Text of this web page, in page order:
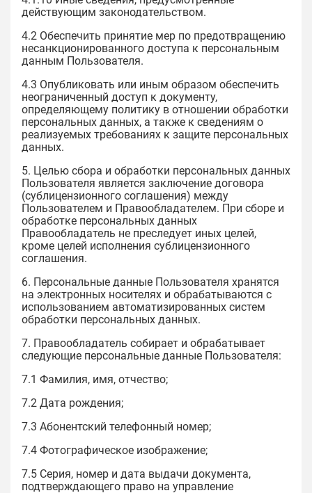
действующим законодательством.
4.2 Обеспечить принятие мер по предотвращению
несанкционированного доступа к персональным
данным Пользователя.
4.3 Опубликовать или иным образом обеспечить
неограниченный доступ к документу,
определяющему политику в отношении обработки
персональных данных, а также к сведениям о
реализуемых требованиях к защите персональных
данных.
5. Целью сбора и обработки персональных данных
Пользователя является заключение договора
(сублицензионного соглашения) между
Пользователем и Правообладателем. При сборе и
обработке персональных данных
Правообладатель не преследует иных целей,
кроме целей исполнения сублицензионного
соглашения.
6. Персональные данные Пользователя хранятся
на электронных носителях и обрабатываются с
использованием автоматизированных систем
обработки персональных данных.
7. Правообладатель собирает и обрабатывает
следующие персональные данные Пользователя:
7.1 Фамилия, имя, отчество;
7.2 Дата рождения;
7.3 Абонентский телефонный номер;
7.4 Фотографическое изображение;
7.5 Серия, номер и дата выдачи документа,
подтверждающего право на управление